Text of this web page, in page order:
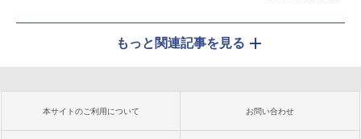
もっと関連記事を見る
本サイトのご利用について お問い合わせ